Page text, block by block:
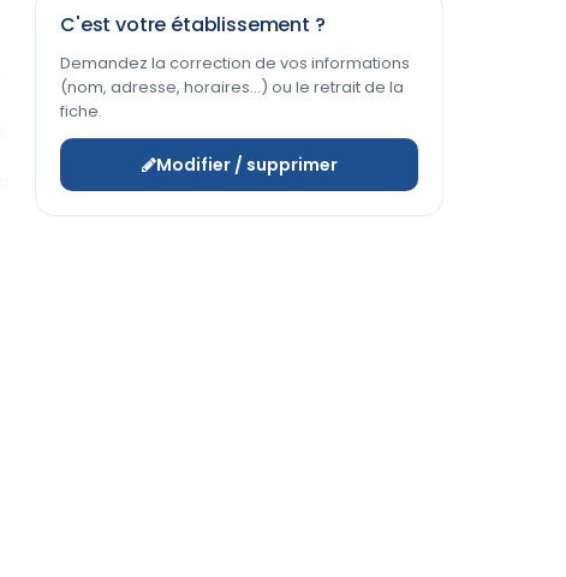
C'est votre établissement ?
Demandez la correction de vos informations
(nom, adresse, horaires…) ou le retrait de la
fiche.
Modifier / supprimer